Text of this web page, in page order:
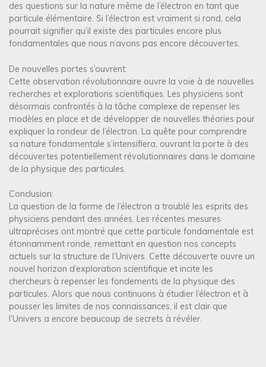
des questions sur la nature même de l’électron en tant que
particule élémentaire. Si l’électron est vraiment si rond, cela
pourrait signifier qu’il existe des particules encore plus
fondamentales que nous n’avons pas encore découvertes.
De nouvelles portes s’ouvrent:
Cette observation révolutionnaire ouvre la voie à de nouvelles
recherches et explorations scientifiques. Les physiciens sont
désormais confrontés à la tâche complexe de repenser les
modèles en place et de développer de nouvelles théories pour
expliquer la rondeur de l’électron. La quête pour comprendre
sa nature fondamentale s’intensifiera, ouvrant la porte à des
découvertes potentiellement révolutionnaires dans le domaine
de la physique des particules.
Conclusion:
La question de la forme de l’électron a troublé les esprits des
physiciens pendant des années. Les récentes mesures
ultraprécises ont montré que cette particule fondamentale est
étonnamment ronde, remettant en question nos concepts
actuels sur la structure de l’Univers. Cette découverte ouvre un
nouvel horizon d’exploration scientifique et incite les
chercheurs à repenser les fondements de la physique des
particules. Alors que nous continuons à étudier l’électron et à
pousser les limites de nos connaissances, il est clair que
l’Univers a encore beaucoup de secrets à révéler.